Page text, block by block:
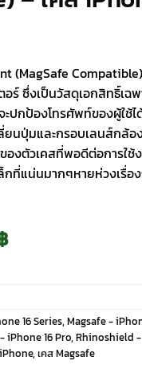
(MagSafe
อร์ ซึ่งเป็นวัสดุเอกสิทธิ์เ
ปกป้องโทรศัพท์ของผู้ใช้
นปุ่มและกรอบเลนส์กล้อ
งตัวเคสที่พอดีต่อการใช้
กที่แน่นมากๆหายห่วงเรื่
.
Current
price
is:
1,530 ฿.
16 Series, Magsafe -
iPhone 16 Pro, Rhinoshield -
, เคส Magsafe